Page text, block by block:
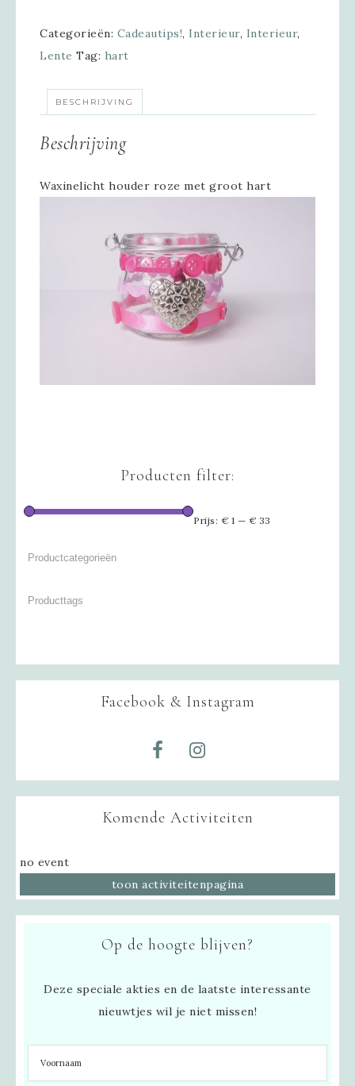
Categorieën: Cadeautips!, Interieur, Interieur,
Lente Tag: hart
BESCHRIJVING
Beschrijving
Waxinelicht houder roze met groot hart
Producten filter:
Prijs: € 1 — € 33
Facebook & Instagram
Komende Activiteiten
no event
toon activiteitenpagina
Op de hoogte blijven?
Deze speciale akties en de laatste interessante
nieuwtjes wil je niet missen!